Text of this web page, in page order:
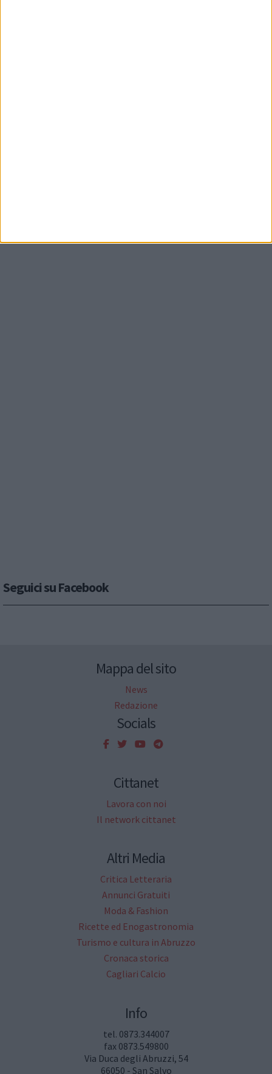
Seguici su Facebook
Mappa del sito
News
Redazione
Socials
Cittanet
Lavora con noi
Il network cittanet
Altri Media
Critica Letteraria
Annunci Gratuiti
Moda & Fashion
Ricette ed Enogastronomia
Turismo e cultura in Abruzzo
Cronaca storica
Cagliari Calcio
Info
tel. 0873.344007
fax 0873.549800
Via Duca degli Abruzzi, 54
66050 - San Salvo